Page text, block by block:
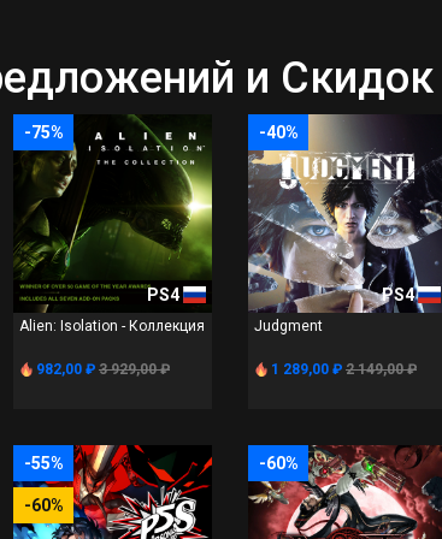
и Скидок
-75%
PS4
Alien: Isolation - Коллекция
982,00 ₽ 3 929,00 ₽
-40%
PS4
Judgment
1 289,00 ₽ 2 149,00 ₽
-55%
-60%
-60%